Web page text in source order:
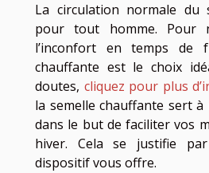
La circulation normale du
pour tout homme. Pour
l’inconfort en temps de
chauffante est le choix
doutes, cliquez pour plus
la semelle chauffante sert
dans le but de faciliter vos
hiver. Cela se justifie
dispositif vous offre.